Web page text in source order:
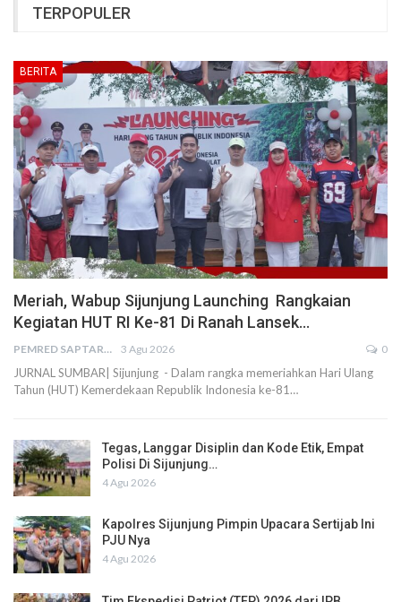
TERPOPULER
BERITA
Meriah, Wabup Sijunjung Launching Rangkaian
Kegiatan HUT RI Ke-81 Di Ranah Lansek…
PEMRED SAPTARIUS 3 Agu 2026 0
JURNAL SUMBAR| Sijunjung - Dalam rangka memeriahkan Hari Ulang
Tahun (HUT) Kemerdekaan Republik Indonesia ke-81…
Tegas, Langgar Disiplin dan Kode Etik, Empat
Polisi Di Sijunjung…
4 Agu 2026
Kapolres Sijunjung Pimpin Upacara Sertijab Ini
PJU Nya
4 Agu 2026